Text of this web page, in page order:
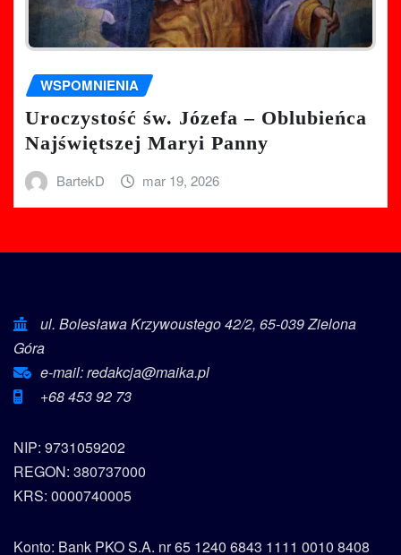
WSPOMNIENIA
Uroczystość św. Józefa – Oblubieńca
Najświętszej Maryi Panny
BartekD mar 19, 2026
ul. Bolesława Krzywoustego 42/2, 65-039 Zielona
Góra
e-mail: redakcja@maika.pl
+68 453 92 73
NIP: 9731059202
REGON: 380737000
KRS: 0000740005
Konto: Bank PKO S.A. nr 65 1240 6843 1111 0010 8408